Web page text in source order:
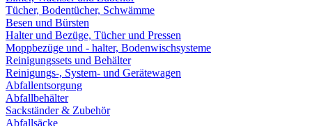
Tücher, Bodentücher, Schwämme
Besen und Bürsten
Halter und Bezüge, Tücher und Pressen
Moppbezüge und - halter, Bodenwischsysteme
Reinigungssets und Behälter
Reinigungs-, System- und Gerätewagen
Abfallentsorgung
Abfallbehälter
Sackständer & Zubehör
Abfallsäcke